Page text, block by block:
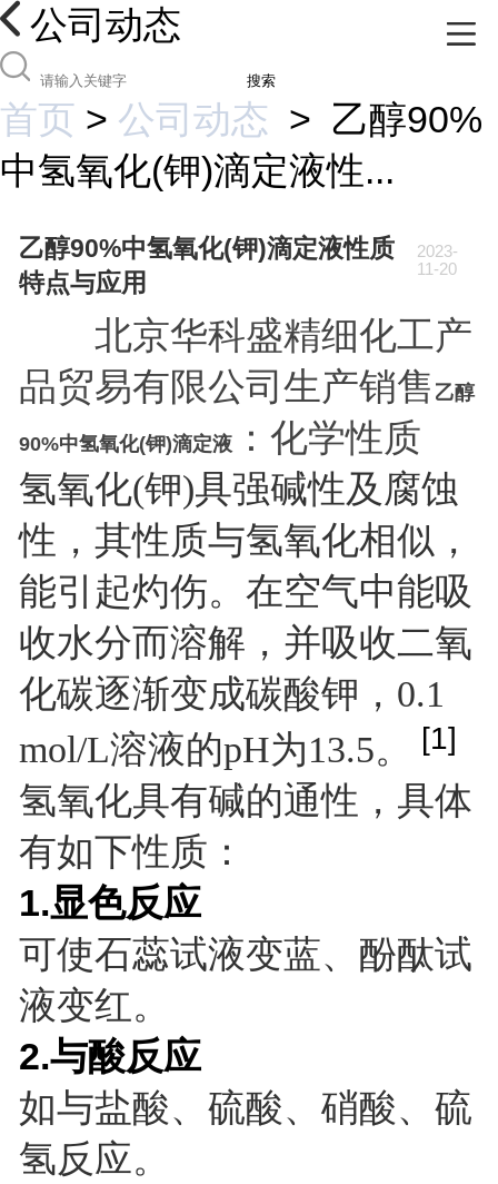
公司动态
搜索
首页 > 公司动态 > 乙醇90%
中氢氧化(钾)滴定液性...
乙醇90%中氢氧化(钾)滴定液性质
特点与应用
2023-
11-20
北京华科盛精细化工产
品贸易有限公司生产销售 乙醇
90%中氢氧化(钾)滴定液：化学性质
氢氧化(钾)具强碱性及腐蚀
性，其性质与氢氧化相似，
能引起灼伤。在空气中能吸
收水分而溶解，并吸收二氧
化碳逐渐变成碳酸钾，0.1
mol/L溶液的pH为13.5。
[1]
氢氧化具有碱的通性，具体
有如下性质：
1.显色反应
可使石蕊试液变蓝、酚酞试
液变红。
2.与酸反应
如与盐酸、硫酸、硝酸、硫
氢反应。